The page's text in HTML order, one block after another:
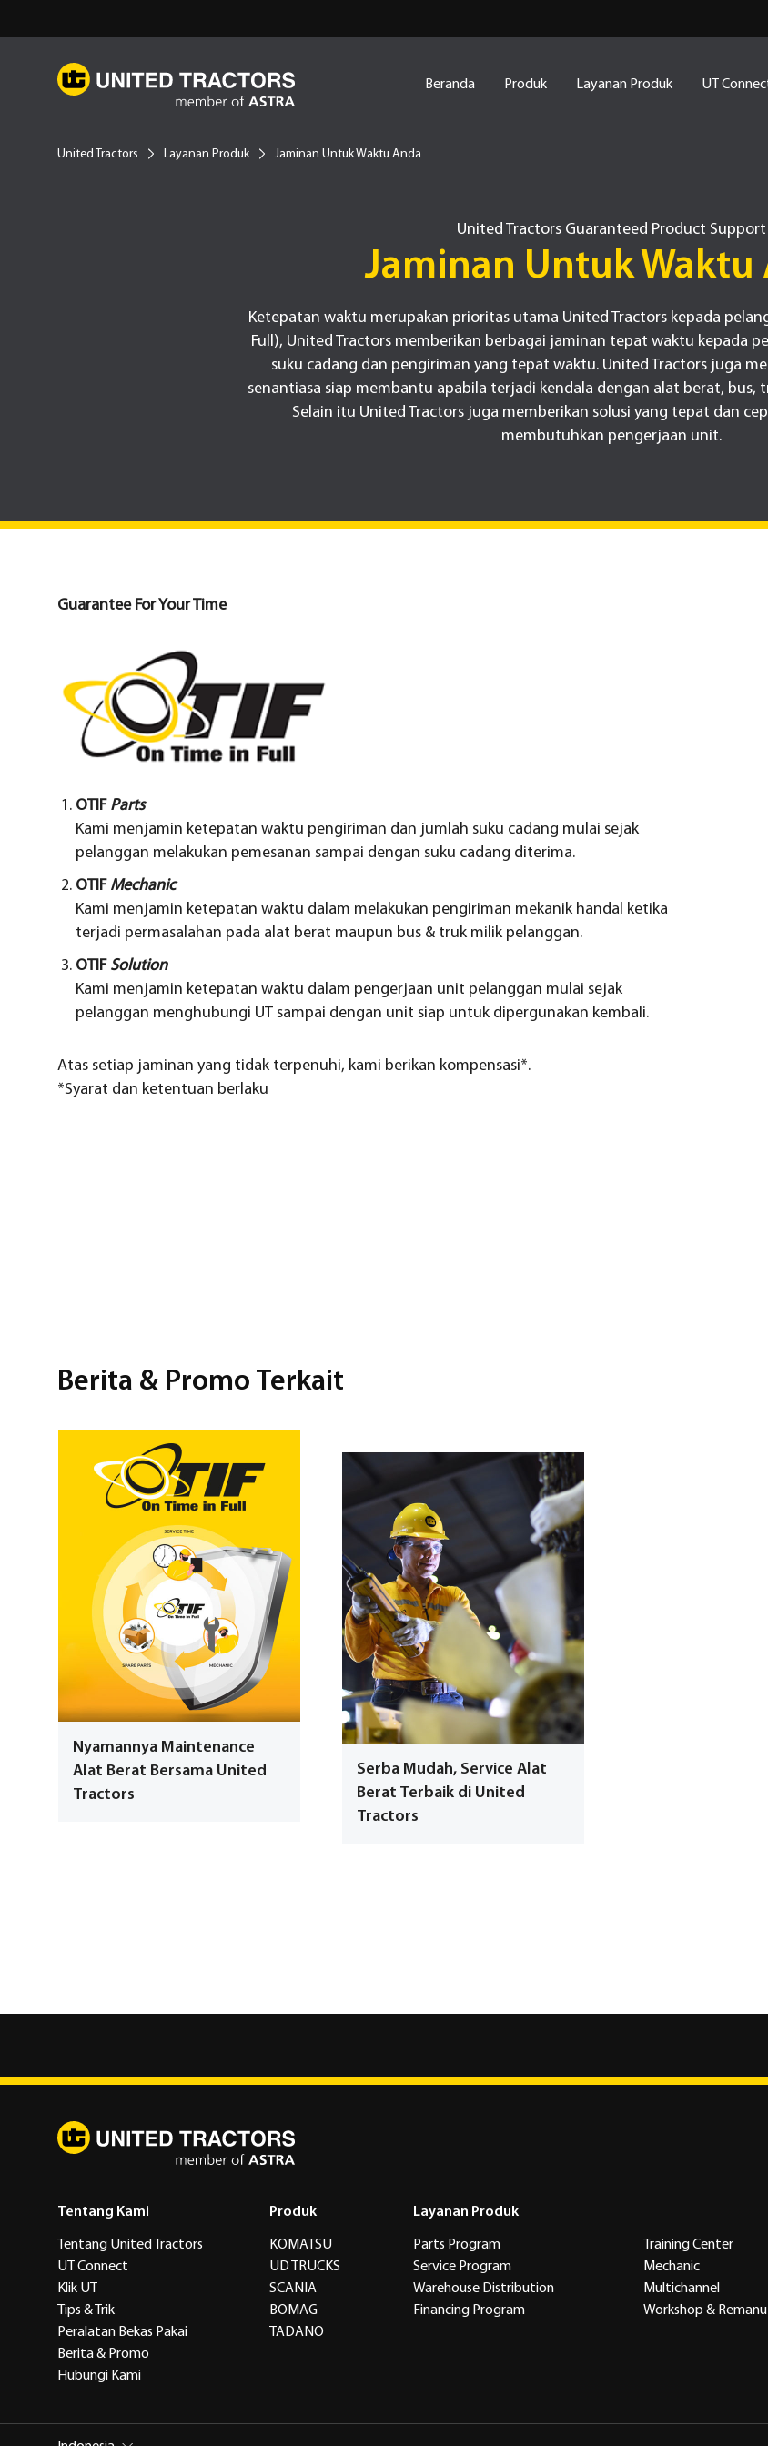
Beranda Produk Layanan Produk UT
United Tractors Layanan Produk Jaminan Untuk Waktu Anda
United Tractors Guaranteed Product Support
Jaminan Untuk Waktu
Ketepatan waktu merupakan prioritas utama United Tractors kepada
Full), United Tractors memberikan berbagai jaminan tepat waktu kepada
suku cadang dan pengiriman yang tepat waktu. United Tractors juga
senantiasa siap membantu apabila terjadi kendala dengan alat berat, bus,
Selain itu United Tractors juga memberikan solusi yang tepat dan
membutuhkan pengerjaan unit.
Guarantee For Your Time
OTIF Parts
Kami menjamin ketepatan waktu pengiriman dan jumlah suku cadang mulai sejak
pelanggan melakukan pemesanan sampai dengan suku cadang diterima.
OTIF Mechanic
Kami menjamin ketepatan waktu dalam melakukan pengiriman mekanik handal ketika
terjadi permasalahan pada alat berat maupun bus & truk milik pelanggan.
OTIF Solution
Kami menjamin ketepatan waktu dalam pengerjaan unit pelanggan mulai sejak
pelanggan menghubungi UT sampai dengan unit siap untuk dipergunakan kembali.
Atas setiap jaminan yang tidak terpenuhi, kami berikan kompensasi*.
*Syarat dan ketentuan berlaku
Berita & Promo Terkait
Nyamannya Maintenance
Alat Berat Bersama United
Tractors
Serba Mudah, Service Alat
Berat Terbaik di United
Tractors
Tentang Kami
Tentang United Tractors
UT Connect
Klik UT
Tips & Trik
Peralatan Bekas Pakai
Berita & Promo
Hubungi Kami
Produk
KOMATSU
UD TRUCKS
SCANIA
BOMAG
TADANO
Layanan Produk
Parts Program
Service Program
Warehouse Distribution
Financing Program
Training Center
Mechanic
Multichannel
Workshop &